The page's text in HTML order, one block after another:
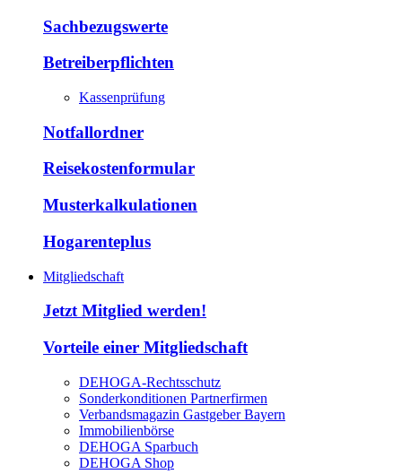
Sachbezugswerte
Betreiberpflichten
Kassenprüfung
Notfallordner
Reisekostenformular
Musterkalkulationen
Hogarenteplus
Mitgliedschaft
Jetzt Mitglied werden!
Vorteile einer Mitgliedschaft
DEHOGA-Rechtsschutz
Sonderkonditionen Partnerfirmen
Verbandsmagazin Gastgeber Bayern
Immobilienbörse
DEHOGA Sparbuch
DEHOGA Shop